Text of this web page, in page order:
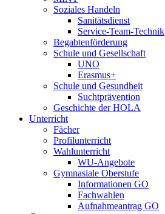
Soziales Handeln
Sanitätsdienst
Service-Team-Technik
Begabtenförderung
Schule und Gesellschaft
UNO
Erasmus+
Schule und Gesundheit
Suchtprävention
Geschichte der HOLA
Unterricht
Fächer
Profilunterricht
Wahlunterricht
WU-Angebote
Gymnasiale Oberstufe
Informationen GO
Fachwahlen
Aufnahmeantrag GO